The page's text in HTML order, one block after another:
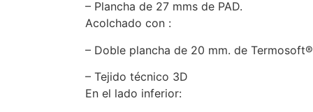
– Plancha de 27 mms de PAD.
Acolchado con :
– Doble plancha de 20 mm. de Termosoft®
– Tejido técnico 3D
En el lado inferior: